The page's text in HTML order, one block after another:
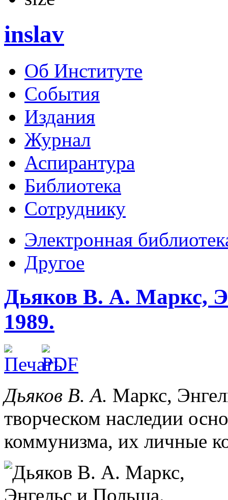
inslav
Об Институте
События
Издания
Журнал
Аспирантура
Библиотека
Сотруднику
Электронная
Другое
Дьяков В. А. Маркс,
1989.
Дьяков В. А. Маркс,
творческом наследии
коммунизма, их личные